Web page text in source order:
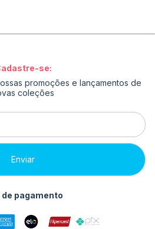
se:
promoções e lançamentos de
coleções
de pagamento